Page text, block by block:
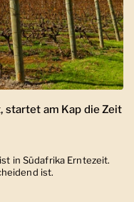
startet am Kap die Zeit
in Südafrika Erntezeit.
ist.